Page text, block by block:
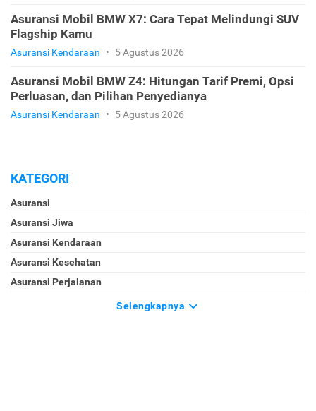
Asuransi Mobil BMW X7: Cara Tepat Melindungi SUV
Flagship Kamu
Asuransi Kendaraan • 5 Agustus 2026
Asuransi Mobil BMW Z4: Hitungan Tarif Premi, Opsi
Perluasan, dan Pilihan Penyedianya
Asuransi Kendaraan • 5 Agustus 2026
KATEGORI
Asuransi
Asuransi Jiwa
Asuransi Kendaraan
Asuransi Kesehatan
Asuransi Perjalanan
Selengkapnya